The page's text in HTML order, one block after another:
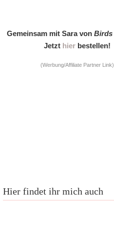
Gemeinsam mit Sara vonBirds
Jetzt hierbestellen!
(Werbung/Affiliate Partner Link)
Hier findet ihr mich auch